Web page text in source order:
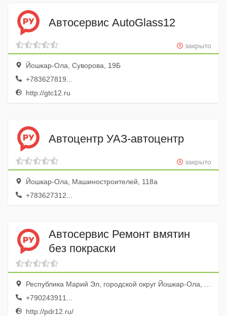
Автосервис AutoGlass12
закрыто
Йошкар-Ола, Суворова, 19Б
+783627819...
http://gtc12.ru
Автоцентр УАЗ-автоцентр
закрыто
Йошкар-Ола, Машиностроителей, 118а
+783627312...
Автосервис Ремонт вмятин
без покраски
Республика Марий Эл, городской округ Йошкар-Ола, село Семёновка, улица Гагарина, 22А, 48 бокс
+790243911...
http://pdr12.ru/